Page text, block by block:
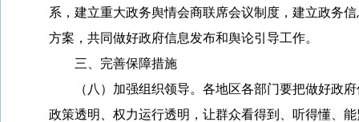
系，建立重大政务舆情会商联席会议制度，建立政务
方案，共同做好政府信息发布和舆论引导工作。
三、完善保障措施
（八）加强组织领导。各地区各部门要把做好政府
政策透明、权力运行透明，让群众看得到、听得懂、